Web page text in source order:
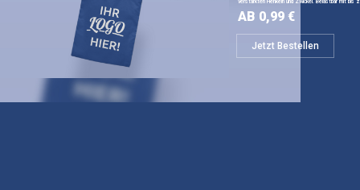
verstärkten Henkeln und Zwickel. Belastbar mit bis
Jetzt Bestellen
AB 0,99 €